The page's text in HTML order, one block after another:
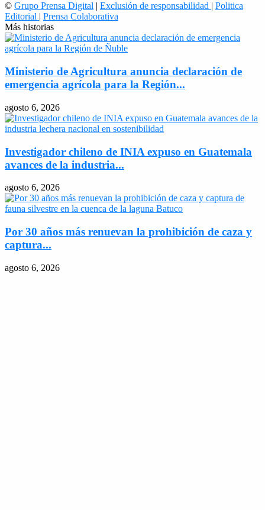
© Grupo Prensa Digital | Exclusión de responsabilidad | Politica
Editorial | Prensa Colaborativa
Más historias
Ministerio de Agricultura anuncia declaración de
emergencia agrícola para la Región...
agosto 6, 2026
Investigador chileno de INIA expuso en Guatemala
avances de la industria...
agosto 6, 2026
Por 30 años más renuevan la prohibición de caza y
captura...
agosto 6, 2026